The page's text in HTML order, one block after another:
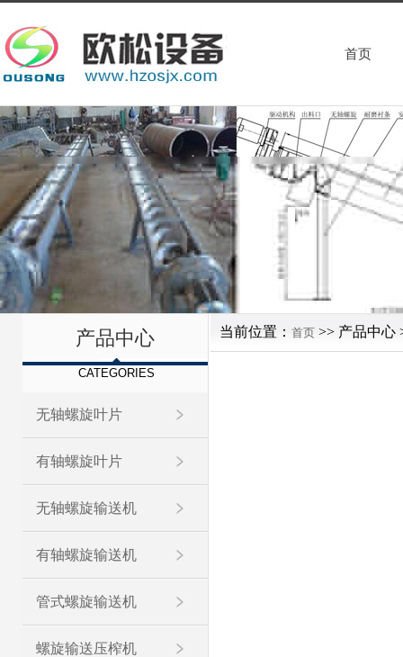
首页
产品中心
CATEGORIES
无轴螺旋叶片
有轴螺旋叶片
无轴螺旋输送机
有轴螺旋输送机
管式螺旋输送机
螺旋输送压榨机
当前位置： 首页 >> 产品中心